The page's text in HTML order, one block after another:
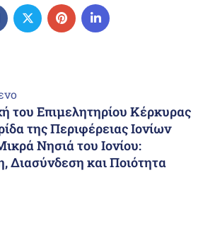
του Επιμελητηρίου Κέρκυρας
της Περιφέρειας Ιονίων
Νησιά του Ιονίου:
Διασύνδεση και Ποιότητα